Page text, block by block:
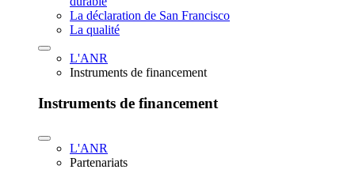
La déclaration de San Francisco
La qualité
L'ANR
Instruments de financement
Instruments de financement
L'ANR
Partenariats